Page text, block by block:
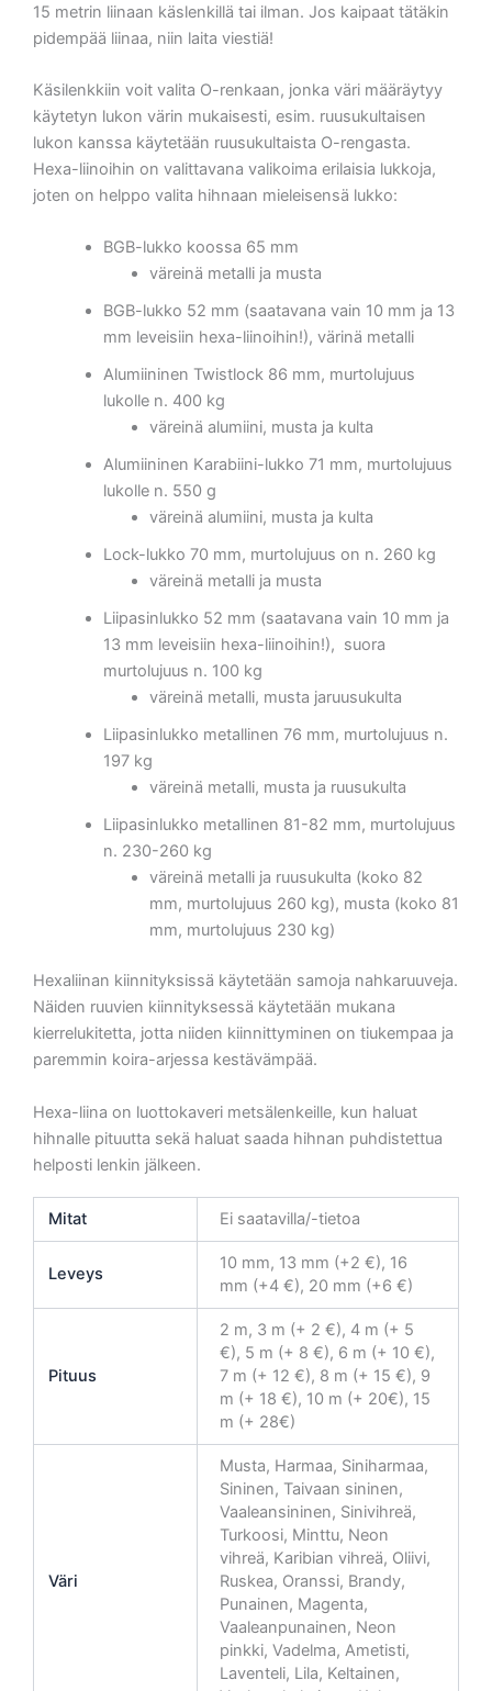
15 metrin liinaan käslenkillä tai ilman. Jos kaipaat tätäkin
pidempää liinaa, niin laita viestiä!
Käsilenkkiin voit valita O-renkaan, jonka väri määräytyy
käytetyn lukon värin mukaisesti, esim. ruusukultaisen
lukon kanssa käytetään ruusukultaista O-rengasta.
Hexa-liinoihin on valittavana valikoima erilaisia lukkoja,
joten on helppo valita hihnaan mieleisensä lukko:
BGB-lukko koossa 65 mm
väreinä metalli ja musta
BGB-lukko 52 mm (saatavana vain 10 mm ja 13
mm leveisiin hexa-liinoihin!), värinä metalli
Alumiininen Twistlock 86 mm, murtolujuus
lukolle n. 400 kg
väreinä alumiini, musta ja kulta
Alumiininen Karabiini-lukko 71 mm, murtolujuus
lukolle n. 550 g
väreinä alumiini, musta ja kulta
Lock-lukko 70 mm, murtolujuus on n. 260 kg
väreinä metalli ja musta
Liipasinlukko 52 mm (saatavana vain 10 mm ja
13 mm leveisiin hexa-liinoihin!), suora
murtolujuus n. 100 kg
väreinä metalli, musta jaruusukulta
Liipasinlukko metallinen 76 mm, murtolujuus n.
197 kg
väreinä metalli, musta ja ruusukulta
Liipasinlukko metallinen 81-82 mm, murtolujuus
n. 230-260 kg
väreinä metalli ja ruusukulta (koko 82
mm, murtolujuus 260 kg), musta (koko 81
mm, murtolujuus 230 kg)
Hexaliinan kiinnityksissä käytetään samoja nahkaruuveja.
Näiden ruuvien kiinnityksessä käytetään mukana
kierrelukitetta, jotta niiden kiinnittyminen on tiukempaa ja
paremmin koira-arjessa kestävämpää.
Hexa-liina on luottokaveri metsälenkeille, kun haluat
hihnalle pituutta sekä haluat saada hihnan puhdistettua
helposti lenkin jälkeen.
Mitat Ei saatavilla/-tietoa
Leveys
10 mm, 13 mm (+2 €), 16
mm (+4 €), 20 mm (+6 €)
Pituus
2 m, 3 m (+ 2 €), 4 m (+ 5
€), 5 m (+ 8 €), 6 m (+ 10 €),
7 m (+ 12 €), 8 m (+ 15 €), 9
m (+ 18 €), 10 m (+ 20€), 15
m (+ 28€)
Väri
Musta, Harmaa, Siniharmaa,
Sininen, Taivaan sininen,
Vaaleansininen, Sinivihreä,
Turkoosi, Minttu, Neon
vihreä, Karibian vihreä, Oliivi,
Ruskea, Oranssi, Brandy,
Punainen, Magenta,
Vaaleanpunainen, Neon
pinkki, Vadelma, Ametisti,
Laventeli, Lila, Keltainen,